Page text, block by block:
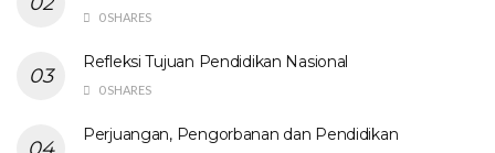
0 SHARES
Refleksi Tujuan Pendidikan Nasional
0 SHARES
Perjuangan, Pengorbanan dan Pendidikan